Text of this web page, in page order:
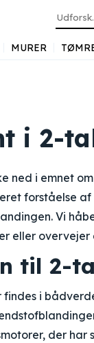
MURER
i 2-
ned i emnet
forståelse
Vi
eller
til 2-
i
der har